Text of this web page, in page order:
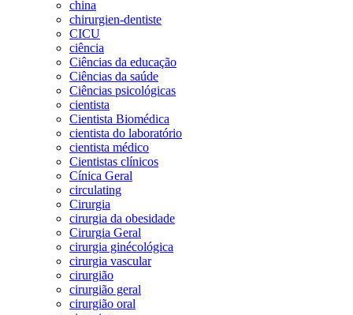
china
chirurgien-dentiste
CICU
ciência
Ciências da educação
Ciências da saúde
Ciências psicológicas
cientista
Cientista Biomédica
cientista do laboratório
cientista médico
Cientistas clínicos
Cínica Geral
circulating
Cirurgia
cirurgia da obesidade
Cirurgia Geral
cirurgia ginécológica
cirurgia vascular
cirurgião
cirurgião geral
cirurgião oral